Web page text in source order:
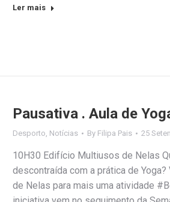
Ler mais
Pausativa . Aula de
Desporto Notícias By Filipa Pais 25
10H30 Edifício Multiusos de Nelas
descontraída com a prática de
de Nelas para mais uma atividade